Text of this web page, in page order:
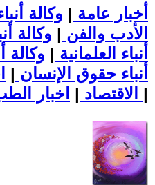
أخبار عامة | وكالة
الأدب والفن | وكالة
أنباء العلمانية | وكالة
أنباء حقوق الإنسان |
الاقتصاد | |